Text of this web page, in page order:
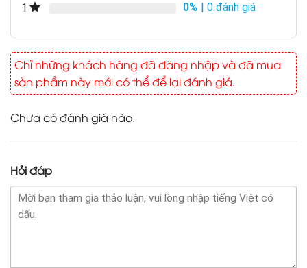
1
0% | 0 đánh giá
Chỉ những khách hàng đã đăng nhập và đã mua
sản phẩm này mới có thể để lại đánh giá.
Chưa có đánh giá nào.
Hỏi đáp